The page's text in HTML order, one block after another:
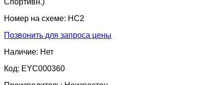
Спортивн.)
Номер на схеме: HC2
Позвонить для запроса цены
Наличие: Нет
Код: EYC000360